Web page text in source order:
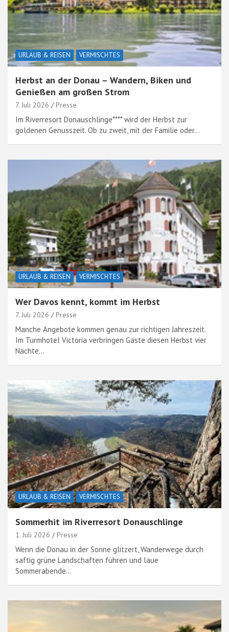
URLAUB & REISEN VERMISCHTES
Herbst an der Donau – Wandern, Biken und
Genießen am großen Strom
7. Juli 2026 Presse
Im Riverresort Donauschlinge**** wird der Herbst zur
goldenen Genusszeit. Ob zu zweit, mit der Familie oder…
URLAUB & REISEN VERMISCHTES
Wer Davos kennt, kommt im Herbst
7. Juli 2026 Presse
Manche Angebote kommen genau zur richtigen Jahreszeit.
Im Turmhotel Victoria verbringen Gäste diesen Herbst vier
Nächte…
URLAUB & REISEN VERMISCHTES
Sommerhit im Riverresort Donauschlinge
1. Juli 2026 Presse
Wenn die Donau in der Sonne glitzert, Wanderwege durch
saftig grüne Landschaften führen und laue
Sommerabende…